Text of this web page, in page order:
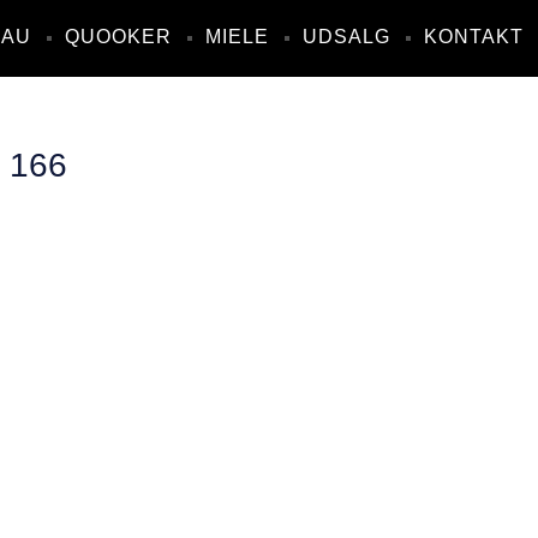
QUOOKER MIELE UDSALG KONTAKT
166